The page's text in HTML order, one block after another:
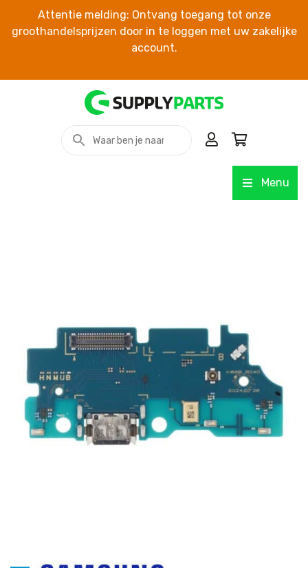
Attentie melding: Ontvang toegang tot onze
groothandelsprijzen door in te loggen met uw zakelijke
account.
Menu